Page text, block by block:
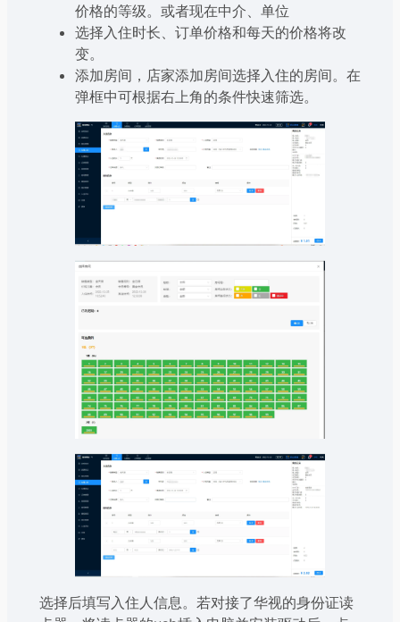
价格的等级。或者现在中介、单位
选择入住时长、订单价格和每天的价格将改
变。
添加房间，店家添加房间选择入住的房间。在
弹框中可根据右上角的条件快速筛选。
选择后填写入住人信息。若对接了华视的身份证读